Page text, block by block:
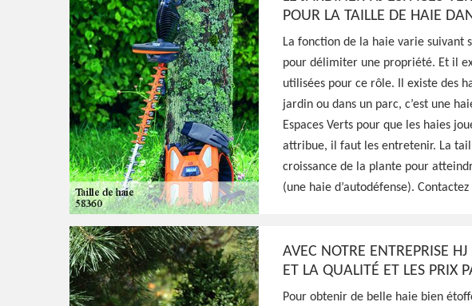
Hoerter Joseph Elagage 58
Entreprise taille de
Semelay 58360
Excellent jardinier à Semelay 58360, HJ Espaces Verts peut
une taille de formation, d'entretien, ou de fructification pour
haies, prestation de qualité et main-d'oeuvre pas cher
Voir Nos Realisations Contactez-Nous!
POUR LA TAILLE DE HAIE
La fonction de la haie varie suivant
pour délimiter une propriété. Et il
utilisées pour ce rôle. Il existe des
jardin ou dans un parc, c’est une
Espaces Verts pour que les haies
attribue, il faut les entretenir. La
croissance de la plante pour
(une haie d’autodéfense).
AVEC NOTRE ENTREPRISE
ET LA QUALITÉ ET LES PRIX
Pour obtenir de belle haie bien